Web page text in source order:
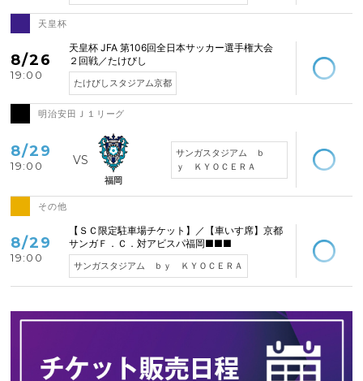
天皇杯
8/26
19:00
天皇杯 JFA 第106回全日本サッカー選手権大会
２回戦／たけびし
たけびしスタジアム京都
明治安田Ｊ１リーグ
8/29
19:00
福岡
サンガスタジアム ｂ
ｙ ＫＹＯＣＥＲＡ
その他
8/29
19:00
【ＳＣ限定駐車場チケット】／【車いす席】京都
サンガＦ．Ｃ．対アビスパ福岡■■■
サンガスタジアム ｂｙ ＫＹＯＣＥＲＡ